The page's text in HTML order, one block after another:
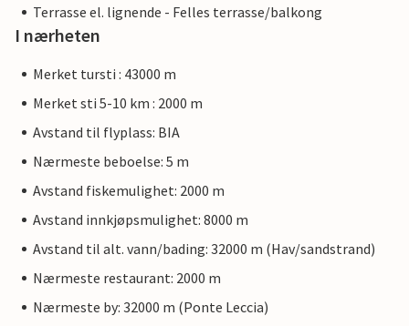
Terrasse el. lignende - Felles terrasse/balkong
I nærheten
Merket tursti : 43000 m
Merket sti 5-10 km : 2000 m
Avstand til flyplass: BIA
Nærmeste beboelse: 5 m
Avstand fiskemulighet: 2000 m
Avstand innkjøpsmulighet: 8000 m
Avstand til alt. vann/bading: 32000 m (Hav/sandstrand)
Nærmeste restaurant: 2000 m
Nærmeste by: 32000 m (Ponte Leccia)